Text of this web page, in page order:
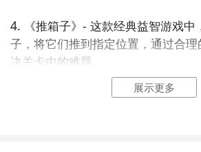
4. 《推箱子》- 这款经典益智游戏中
子，将它们推到指定位置，通过合
决关卡中的难题。
5. 《解谜王》- 这是一款挑战性的益
展示更多